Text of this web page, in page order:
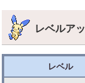
レベルア
レベル